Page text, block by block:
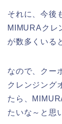
それに、今後
MIMURAクレ
が数多くいる
なので、クー
クレンジング
たら、
たいな～と思